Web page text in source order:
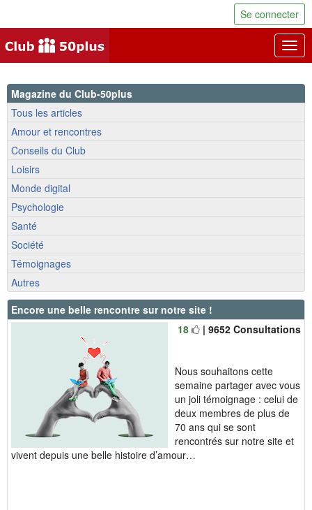
Se connecter
Magazine du Club-50plus
Tous les articles
Amour et rencontres
Conseils du Club
Loisirs
Monde digital
Psychologie
Santé
Société
Témoignages
Autres
Encore une belle rencontre sur notre site !
18
| 9652 Consultations
Nous souhaitons cette
semaine partager avec vous
un joli témoignage : celui de
deux membres de plus de
70 ans qui se sont
rencontrés sur notre site et
vivent depuis une belle histoire d’amour…